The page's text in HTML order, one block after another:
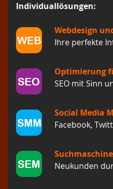
Individuallösungen:
Webdesign
Ihre perfekte
Optimierung
SEO mit Sinn
Social Media
Facebook,
Neukunden